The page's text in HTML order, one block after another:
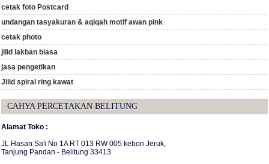
cetak foto Postcard
undangan tasyakuran & aqiqah motif awan pink
cetak photo
jilid lakban biasa
jasa pengetikan
Jilid spiral ring kawat
CAHYA PERCETAKAN BELITUNG
Alamat Toko :
JL Hasan Sa'i No 1A RT 013 RW 005 kebon Jeruk,
Tanjung Pandan - Belitung 33413